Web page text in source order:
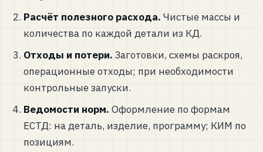
Расчёт полезного расхода. Чистые массы и
количества по каждой детали из КД.
Отходы и потери. Заготовки, схемы раскроя,
операционные отходы; при необходимости
контрольные запуски.
Ведомости норм. Оформление по формам
ЕСТД: на деталь, изделие, программу; КИМ по
позициям.